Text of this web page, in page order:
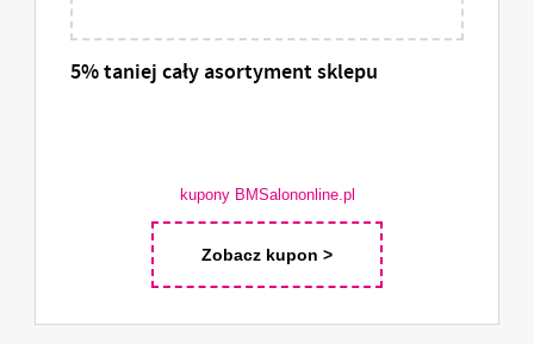
5% taniej cały asortyment sklepu
kupony BMSalononline.pl
Zobacz kupon >